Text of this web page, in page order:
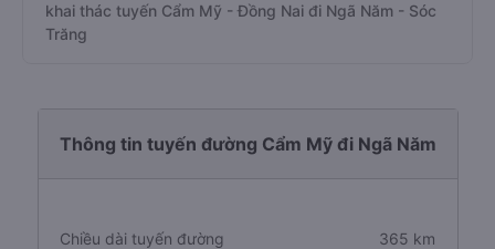
khai thác tuyến Cẩm Mỹ - Đồng Nai đi Ngã Năm - Sóc
Trăng
Thông tin tuyến đường Cẩm Mỹ đi Ngã Năm
Chiều dài tuyến đường 365 km